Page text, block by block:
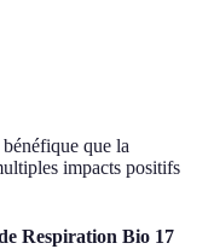
que la
impacts positifs
Respiration Bio 17